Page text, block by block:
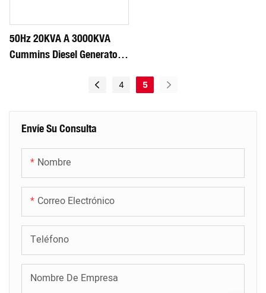
Envíe Su Consulta
Nombre
Correo Electrónico
Teléfono
Nombre De Empresa
50Hz 20KVA A 3000KVA
Cummins Diesel Generator
4 5